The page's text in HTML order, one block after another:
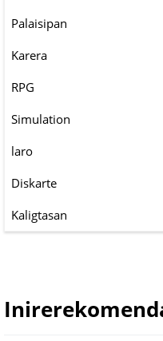
Palaisipan
Karera
RPG
Simulation
laro
Diskarte
Kaligtasan